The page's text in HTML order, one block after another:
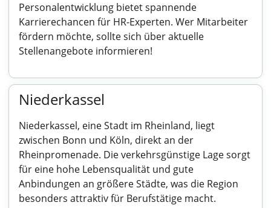
Personalentwicklung bietet spannende
Karrierechancen für HR-Experten. Wer Mitarbeiter
fördern möchte, sollte sich über aktuelle
Stellenangebote informieren!
Niederkassel
Niederkassel, eine Stadt im Rheinland, liegt
zwischen Bonn und Köln, direkt an der
Rheinpromenade. Die verkehrsgünstige Lage sorgt
für eine hohe Lebensqualität und gute
Anbindungen an größere Städte, was die Region
besonders attraktiv für Berufstätige macht.